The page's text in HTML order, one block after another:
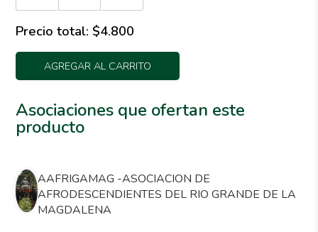
Precio total: $4.800
AGREGAR AL CARRITO
Asociaciones que ofertan este
producto
AAFRIGAMAG -ASOCIACION DE
AFRODESCENDIENTES DEL RIO GRANDE DE LA
MAGDALENA